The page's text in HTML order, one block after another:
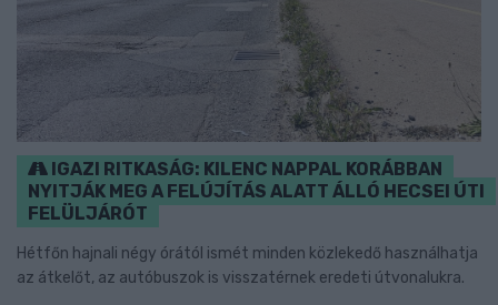
IGAZI RITKASÁG: KILENC NAPPAL KORÁBBAN
NYITJÁK MEG A FELÚJÍTÁS ALATT ÁLLÓ HECSEI ÚTI
FELÜLJÁRÓT
Hétfőn hajnali négy órától ismét minden közlekedő használhatja
az átkelőt, az autóbuszok is visszatérnek eredeti útvonalukra.